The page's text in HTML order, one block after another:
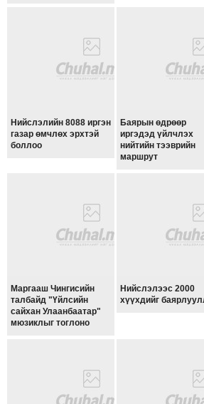
ХУУЛИЙН
ЭРГЭН
Нийслэлийн 8088 иргэн
газар өмчлөх эрхтэй
боллоо
Баярын өдрөөр
иргэдэд үйлчлэх
нийтийн тээврийн
маршрут
Маргааш Чингисийн
талбайд "Үйлсийн
сайхан Улаанбаатар"
мюзиклыг тоглоно
Нийслэлээс 2000
хүүхдийг